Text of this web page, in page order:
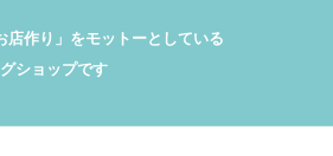
作り」をモットーとしている
ショップです